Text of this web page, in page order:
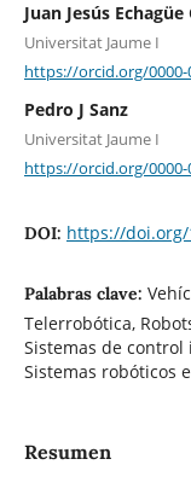
Juan Jesús
Universitat Jaume I
https://orcid.org/0000-
Pedro J Sanz
Universitat Jaume I
https://orcid.org/0000-
DOI: https://doi.org/
Palabras clave:
Telerrobótica,
Sistemas de
Sistemas robóticos
Resumen